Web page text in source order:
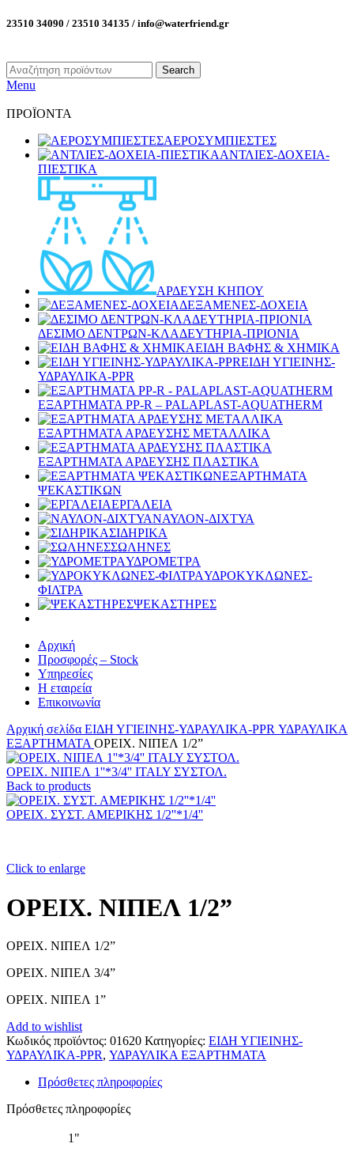
23510 34090 / 23510 34135 / info@waterfriend.gr
Search
Menu
ΠΡΟΪΟΝΤΑ
ΑΕΡΟΣΥΜΠΙΕΣΤΕΣ
ΑΝΤΛΙΕΣ-ΔΟΧΕΙΑ-
ΠΙΕΣΤΙΚΑ
ΑΡΔΕΥΣΗ ΚΗΠΟΥ
ΔΕΞΑΜΕΝΕΣ-ΔΟΧΕΙΑ
ΔΕΣΙΜΟ ΔΕΝΤΡΩΝ-ΚΛΑΔΕΥΤΗΡΙΑ-ΠΡΙΟΝΙΑ
ΕΙΔΗ ΒΑΦΗΣ & ΧΗΜΙΚΑ
ΕΙΔΗ ΥΓΙΕΙΝΗΣ-
ΥΔΡΑΥΛΙΚΑ-PPR
ΕΞΑΡΤΗΜΑΤΑ PP-R – PALAPLAST-AQUATHERM
ΕΞΑΡΤΗΜΑΤΑ ΑΡΔΕΥΣΗΣ ΜΕΤΑΛΛΙΚΑ
ΕΞΑΡΤΗΜΑΤΑ ΑΡΔΕΥΣΗΣ ΠΛΑΣΤΙΚΑ
ΕΞΑΡΤΗΜΑΤΑ
ΨΕΚΑΣΤΙΚΩΝ
ΕΡΓΑΛΕΙΑ
ΝΑΥΛΟΝ-ΔΙΧΤΥΑ
ΣΙΔΗΡΙΚΑ
ΣΩΛΗΝΕΣ
ΥΔΡΟΜΕΤΡΑ
ΥΔΡΟΚΥΚΛΩΝΕΣ-
ΦΙΛΤΡΑ
ΨΕΚΑΣΤΗΡΕΣ
Αρχική
Προσφορές – Stock
Υπηρεσίες
Η εταιρεία
Επικοινωνία
Αρχική σελίδα ΕΙΔΗ ΥΓΙΕΙΝΗΣ-ΥΔΡΑΥΛΙΚΑ-PPR ΥΔΡΑΥΛΙΚΑ
ΕΞΑΡΤΗΜΑΤΑ ΟΡΕΙΧ. ΝΙΠΕΛ 1/2”
ΟΡΕΙΧ. ΝΙΠΕΛ 1''*3/4'' ITALY ΣΥΣΤΟΛ.
Back to products
ΟΡΕΙΧ. ΣΥΣΤ. ΑΜΕΡΙΚΗΣ 1/2''*1/4''
Click to enlarge
ΟΡΕΙΧ. ΝΙΠΕΛ 1/2”
ΟΡΕΙΧ. ΝΙΠΕΛ 1/2”
ΟΡΕΙΧ. ΝΙΠΕΛ 3/4”
ΟΡΕΙΧ. ΝΙΠΕΛ 1”
Add to wishlist
Κωδικός προϊόντος: 01620 Κατηγορίες: ΕΙΔΗ ΥΓΙΕΙΝΗΣ-
ΥΔΡΑΥΛΙΚΑ-PPR, ΥΔΡΑΥΛΙΚΑ ΕΞΑΡΤΗΜΑΤΑ
Πρόσθετες πληροφορίες
Πρόσθετες πληροφορίες
1"